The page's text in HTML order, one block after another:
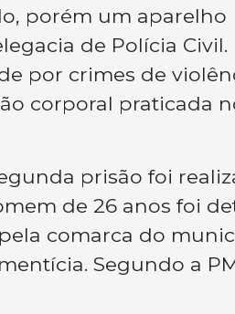
porém um aparelho
de Polícia Civil.
por crimes de
corporal praticada
prisão foi
de 26 anos foi
comarca do
Segundo a